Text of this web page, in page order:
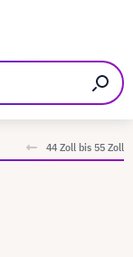
44 Zoll bis 55 Zoll